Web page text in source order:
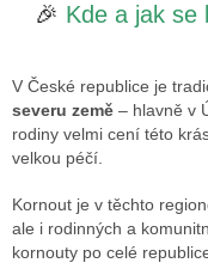
🎉 Kde a jak se
V České republice je
severu země – hlavně v
rodiny velmi cení této
velkou péčí.
Kornout je v těchto
ale i rodinných a
kornouty po celé